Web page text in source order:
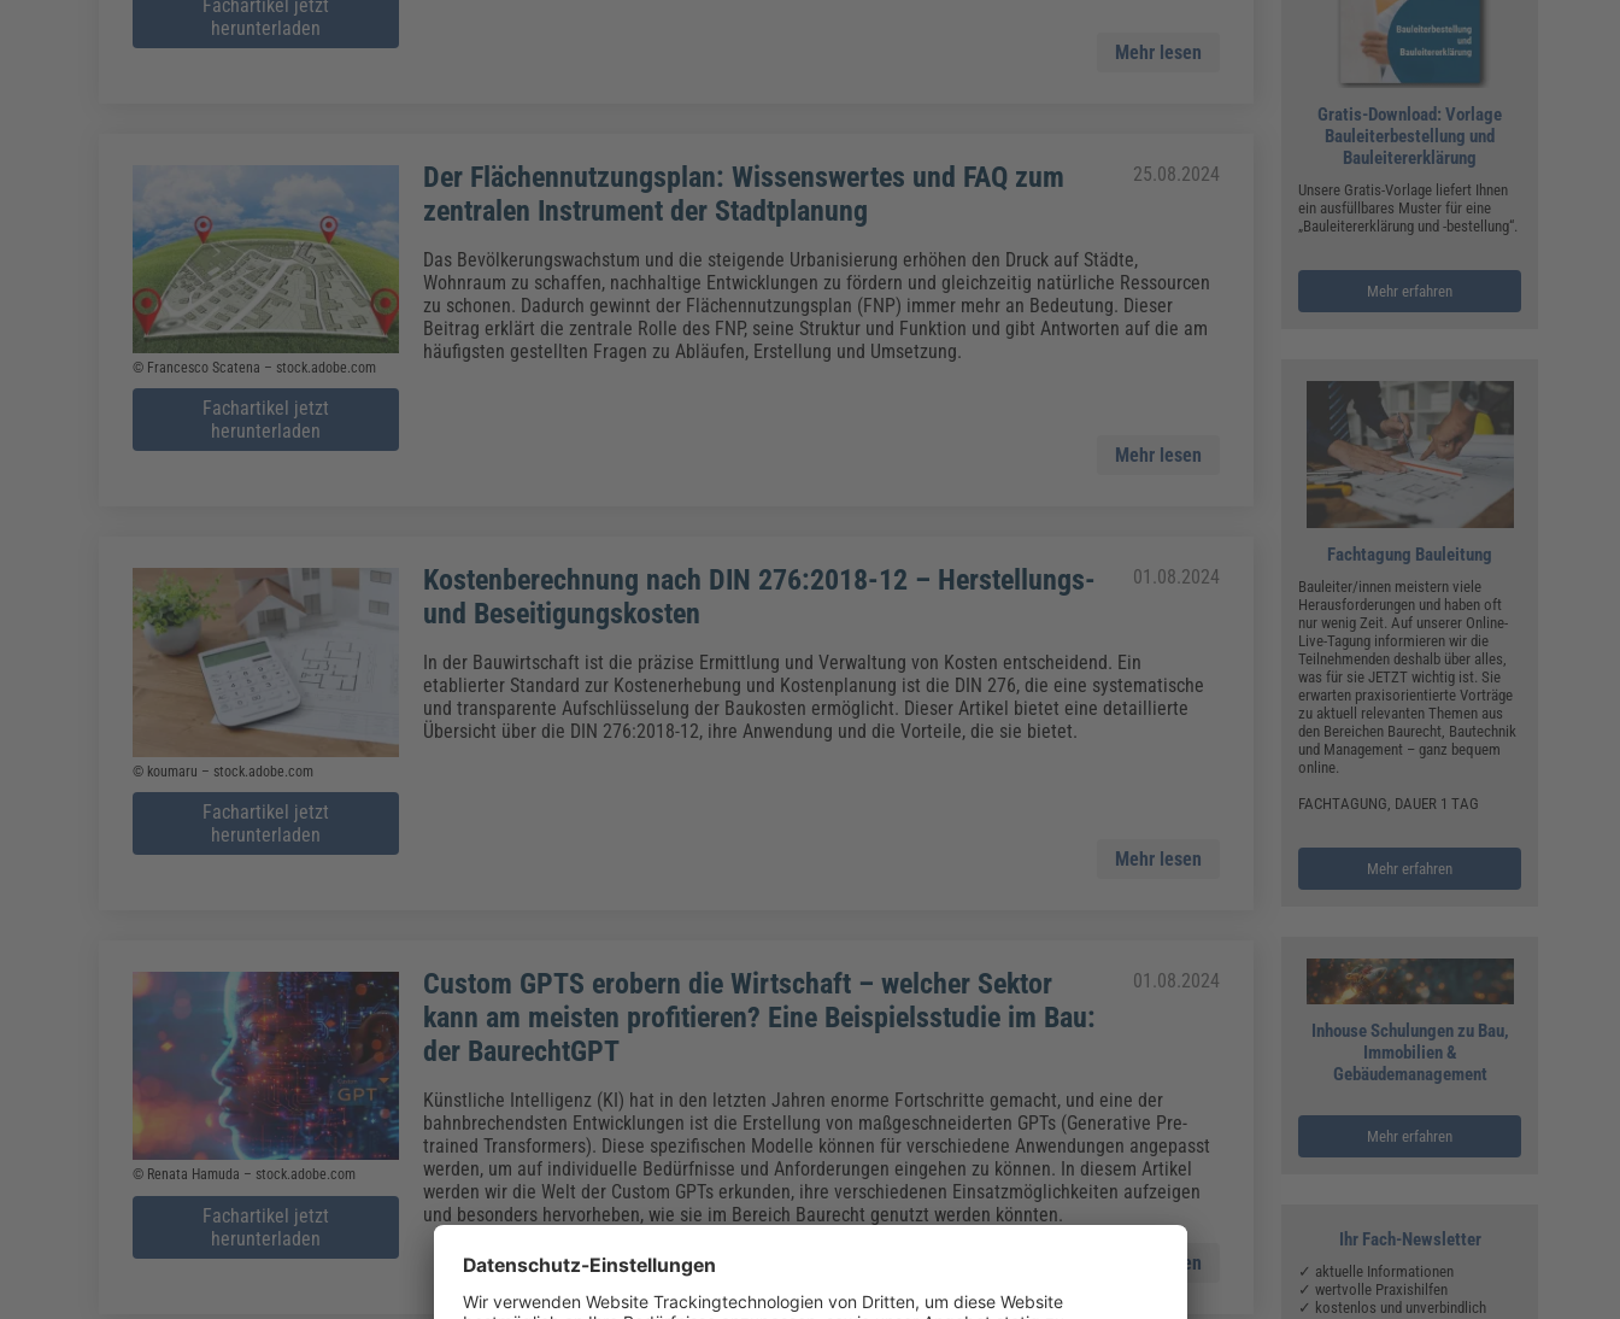
Fachartikel jetzt
herunterladen
Mehr lesen
© Francesco Scatena – stock.adobe.com
Fachartikel jetzt
herunterladen
Der Flächennutzungsplan: Wissenswertes und FAQ zum
zentralen Instrument der Stadtplanung
25.08.2024
Das Bevölkerungswachstum und die steigende Urbanisierung erhöhen den Druck auf Städte,
Wohnraum zu schaffen, nachhaltige Entwicklungen zu fördern und gleichzeitig natürliche Ressourcen
zu schonen. Dadurch gewinnt der Flächennutzungsplan (FNP) immer mehr an Bedeutung. Dieser
Beitrag erklärt die zentrale Rolle des FNP, seine Struktur und Funktion und gibt Antworten auf die am
häufigsten gestellten Fragen zu Abläufen, Erstellung und Umsetzung.
Mehr lesen
© koumaru – stock.adobe.com
Fachartikel jetzt
herunterladen
Kostenberechnung nach DIN 276:2018-12 – Herstellungs-
und Beseitigungskosten
01.08.2024
In der Bauwirtschaft ist die präzise Ermittlung und Verwaltung von Kosten entscheidend. Ein
etablierter Standard zur Kostenerhebung und Kostenplanung ist die DIN 276, die eine systematische
und transparente Aufschlüsselung der Baukosten ermöglicht. Dieser Artikel bietet eine detaillierte
Übersicht über die DIN 276:2018-12, ihre Anwendung und die Vorteile, die sie bietet.
Mehr lesen
© Renata Hamuda – stock.adobe.com
Fachartikel jetzt
herunterladen
Custom GPTS erobern die Wirtschaft – welcher Sektor
kann am meisten profitieren? Eine Beispielsstudie im Bau:
der BaurechtGPT
01.08.2024
Künstliche Intelligenz (KI) hat in den letzten Jahren enorme Fortschritte gemacht, und eine der
bahnbrechendsten Entwicklungen ist die Erstellung von maßgeschneiderten GPTs (Generative Pre-
trained Transformers). Diese spezifischen Modelle können für verschiedene Anwendungen angepasst
werden, um auf individuelle Bedürfnisse und Anforderungen eingehen zu können. In diesem Artikel
werden wir die Welt der Custom GPTs erkunden, ihre verschiedenen Einsatzmöglichkeiten aufzeigen
und besonders hervorheben, wie sie im Bereich Baurecht genutzt werden könnten.
Mehr lesen
Gratis-Download: Vorlage
Bauleiterbestellung und
Bauleitererklärung
Unsere Gratis-Vorlage liefert Ihnen
ein ausfüllbares Muster für eine
„Bauleitererklärung und -bestellung“.
Mehr erfahren
Fachtagung Bauleitung
Bauleiter/innen meistern viele
Herausforderungen und haben oft
nur wenig Zeit. Auf unserer Online-
Live-Tagung informieren wir die
Teilnehmenden deshalb über alles,
was für sie JETZT wichtig ist. Sie
erwarten praxisorientierte Vorträge
zu aktuell relevanten Themen aus
den Bereichen Baurecht, Bautechnik
und Management – ganz bequem
online.
FACHTAGUNG, DAUER 1 TAG
Mehr erfahren
Inhouse Schulungen zu Bau,
Immobilien &
Gebäudemanagement
Mehr erfahren
Ihr Fach-Newsletter
✓ aktuelle Informationen
✓ wertvolle Praxishilfen
✓ kostenlos und unverbindlich